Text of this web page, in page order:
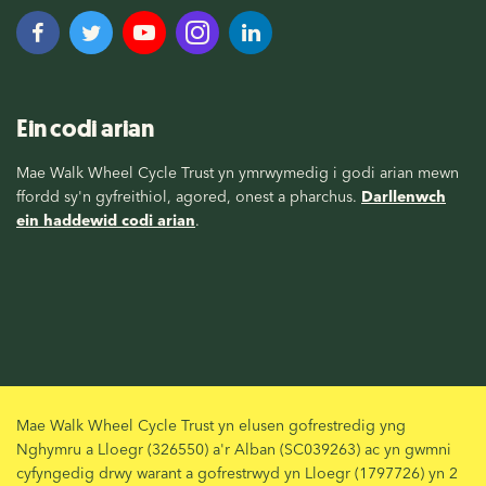
Ein codi arian
Mae Walk Wheel Cycle Trust yn ymrwymedig i godi arian mewn
ffordd sy'n gyfreithiol, agored, onest a pharchus. Darllenwch
ein haddewid codi arian.
Mae Walk Wheel Cycle Trust yn elusen gofrestredig yng
Nghymru a Lloegr (326550) a'r Alban (SC039263) ac yn gwmni
cyfyngedig drwy warant a gofrestrwyd yn Lloegr (1797726) yn 2